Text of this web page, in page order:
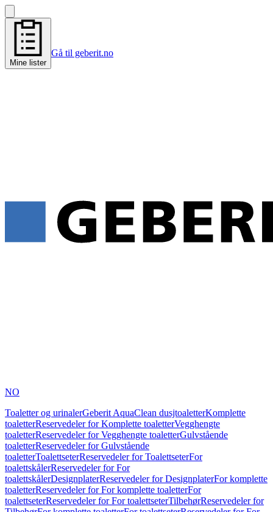
Mine lister
Gå til geberit.no
NO
Toaletter og urinalerGeberit AquaClean dusjtoaletterKomplette
toaletterReservedeler for Komplette toaletterVegghengte
toaletterReservedeler for Vegghengte toaletterGulvstående
toaletterReservedeler for Gulvstående
toaletterToalettseterReservedeler for ToalettseterFor
toalettskålerReservedeler for For
toalettskålerDesignplaterReservedeler for DesignplaterFor komplette
toaletterReservedeler for For komplette toaletterFor
toalettseterReservedeler for For toalettseterTilbehørReservedeler for